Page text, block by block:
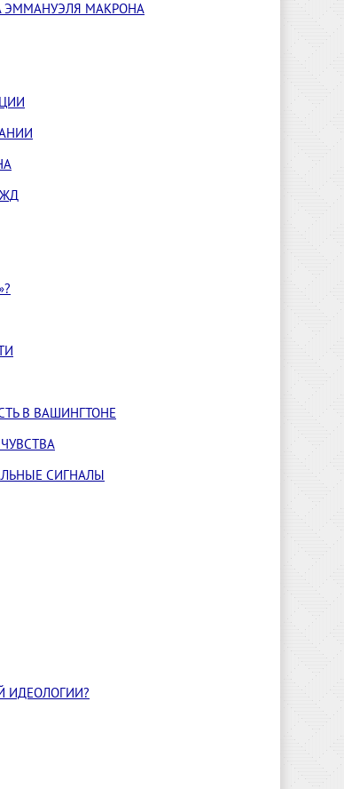
ЭММАНУЭЛЯ МАКРОНА
В ВАШИНГТОНЕ
СИГНАЛЫ
ИДЕОЛОГИИ?